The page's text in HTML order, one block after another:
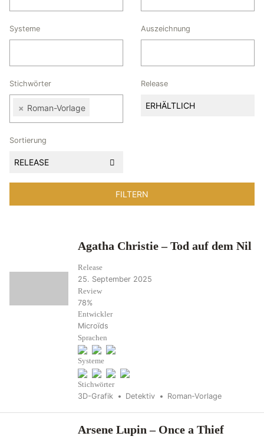
Systeme Auszeichnung
Stichwörter
× Roman-Vorlage
Release
ERHÄLTLICH
Sortierung
RELEASE
Agatha Christie – Tod auf dem Nil
Release
25. September 2025
Review
78%
Entwickler
Microïds
Sprachen
Systeme
Stichwörter
3D-Grafik Detektiv Roman-Vorlage
Arsene Lupin – Once a Thief